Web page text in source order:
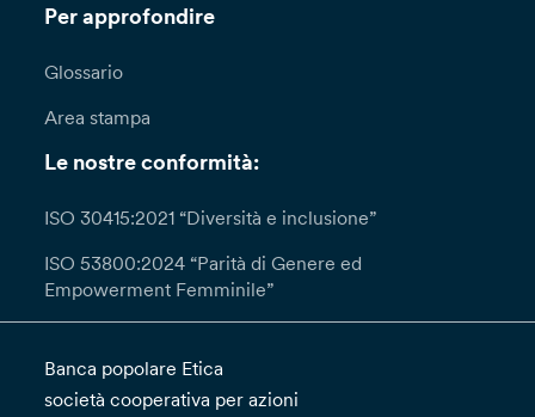
Per approfondire
Glossario
Area stampa
Le nostre conformità:
ISO 30415:2021 “Diversità e inclusione”
ISO 53800:2024 “Parità di Genere ed
Empowerment Femminile”
Banca popolare Etica
società cooperativa per azioni